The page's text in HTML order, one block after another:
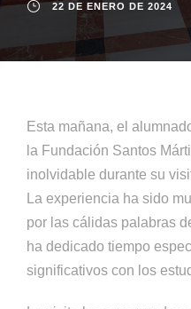
22 DE ENERO DE 2024
Esta mañana, el
la Fundación Santos
inolvidable durante su
La experiencia ha sido
por las cálidas palabras
ha dedicado tiempo
significativos con los